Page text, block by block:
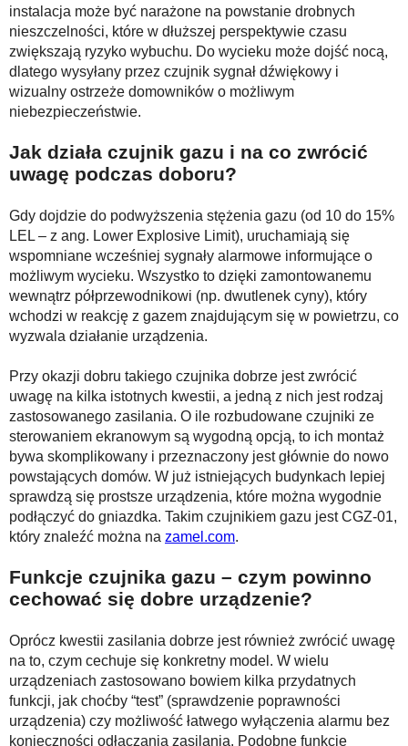
instalacja może być narażone na powstanie drobnych
nieszczelności, które w dłuższej perspektywie czasu
zwiększają ryzyko wybuchu. Do wycieku może dojść nocą,
dlatego wysyłany przez czujnik sygnał dźwiękowy i
wizualny ostrzeże domowników o możliwym
niebezpieczeństwie.
Jak działa czujnik gazu i na co zwrócić
uwagę podczas doboru?
Gdy dojdzie do podwyższenia stężenia gazu (od 10 do 15%
LEL – z ang. Lower Explosive Limit), uruchamiają się
wspomniane wcześniej sygnały alarmowe informujące o
możliwym wycieku. Wszystko to dzięki zamontowanemu
wewnątrz półprzewodnikowi (np. dwutlenek cyny), który
wchodzi w reakcję z gazem znajdującym się w powietrzu, co
wyzwala działanie urządzenia.
Przy okazji dobru takiego czujnika dobrze jest zwrócić
uwagę na kilka istotnych kwestii, a jedną z nich jest rodzaj
zastosowanego zasilania. O ile rozbudowane czujniki ze
sterowaniem ekranowym są wygodną opcją, to ich montaż
bywa skomplikowany i przeznaczony jest głównie do nowo
powstających domów. W już istniejących budynkach lepiej
sprawdzą się prostsze urządzenia, które można wygodnie
podłączyć do gniazdka. Takim czujnikiem gazu jest CGZ-01,
który znaleźć można na zamel.com.
Funkcje czujnika gazu – czym powinno
cechować się dobre urządzenie?
Oprócz kwestii zasilania dobrze jest również zwrócić uwagę
na to, czym cechuje się konkretny model. W wielu
urządzeniach zastosowano bowiem kilka przydatnych
funkcji, jak choćby “test” (sprawdzenie poprawności
urządzenia) czy możliwość łatwego wyłączenia alarmu bez
konieczności odłączania zasilania. Podobne funkcje